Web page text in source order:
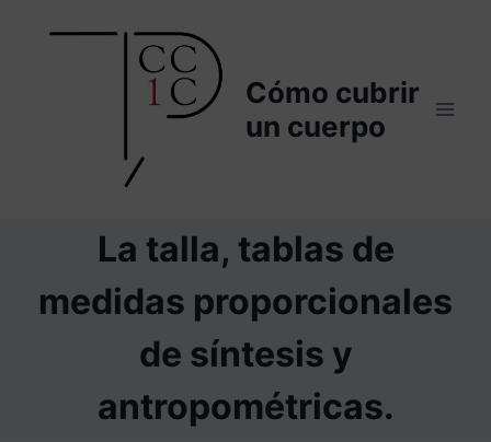
Cómo cubrir
un cuerpo
La talla, tablas de
medidas proporcionales
de síntesis y
antropométricas.